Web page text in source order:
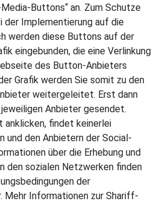
Buttons“ an. Zum Schutze
der Implementierung auf die
werden diese Buttons auf der
eingebunden, die eine Verlinkung
des Button-Anbieters
Grafik werden Sie somit zu den
weitergeleitet. Erst dann
Anbieter gesendet.
anklicken, findet keinerlei
und den Anbietern der Social-
über die Erhebung und
den sozialen Netzwerken finden
der
Mehr Informationen zur Shariff-